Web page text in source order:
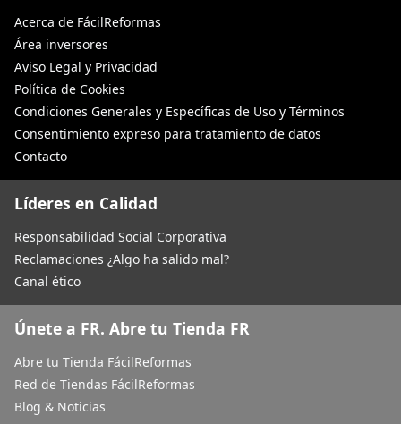
Acerca de FácilReformas
Área inversores
Aviso Legal y Privacidad
Política de Cookies
Condiciones Generales y Específicas de Uso y Términos
Consentimiento expreso para tratamiento de datos
Contacto
Líderes en Calidad
Responsabilidad Social Corporativa
Reclamaciones ¿Algo ha salido mal?
Canal ético
Únete a FR. Abre tu Tienda FR
Abre tu Tienda FácilReformas
Red de Tiendas FácilReformas
Blog & Noticias